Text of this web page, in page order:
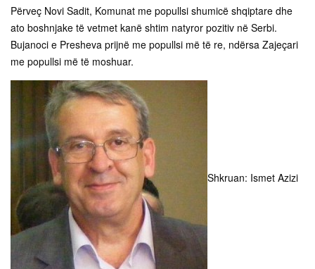
Përveç Novi Sadit, Komunat me popullsi shumicë shqiptare dhe
ato boshnjake të vetmet kanë shtim natyror pozitiv në Serbi.
Bujanoci e Presheva prijnë me popullsi më të re, ndërsa Zajeçari
me popullsi më të moshuar.
Shkruan: Ismet Azizi